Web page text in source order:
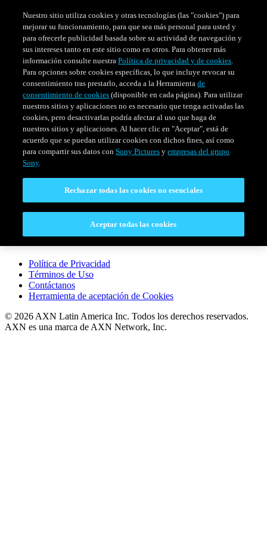
HORARIO EVENTOS ESPECIALES
Venezuela
LEGAL
Política de Privacidad
Términos de Uso
Contáctanos
Herramienta de aceptación de Cookies
© 2026 AXN Latin America Inc. Todos los derechos reservados.
AXN es una marca de AXN Network, Inc.
Nuestro sitio utiliza cookies y otras tecnologías (las "cookies") para
mejorar su funcionamiento, para que sea más personal para usted y
para ofrecerle publicidad basada sobre su actividad de navegación y
sus intereses tanto en este sitio como en otros. Para obtener más
información consulte nuestraPolítica de privacidad y de cookies.
Para opciones sobre cookies específicas, lo que incluye revocar su
consentimiento tras prestarlo, acceda a la Herramientade
consentimiento de cookies (disponible en cada página). Para utilizar
nuestros sitios y aplicaciones no es necesario que tenga activadas las
cookies, pero desactivarlas podría afectar al uso que haga de
nuestros sitios y aplicaciones. Al hacer clic en "Aceptar", está de
acuerdo que se puedan utilizar cookies con dichos fines, así como
para compartir sus datos conSony Pictures yempresas del grupo
Sony.
Rechazar todas las cookies no esenciales
Aceptar todas las cookies